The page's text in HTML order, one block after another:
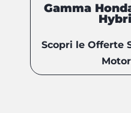
Gamma
Scopri le Offerte